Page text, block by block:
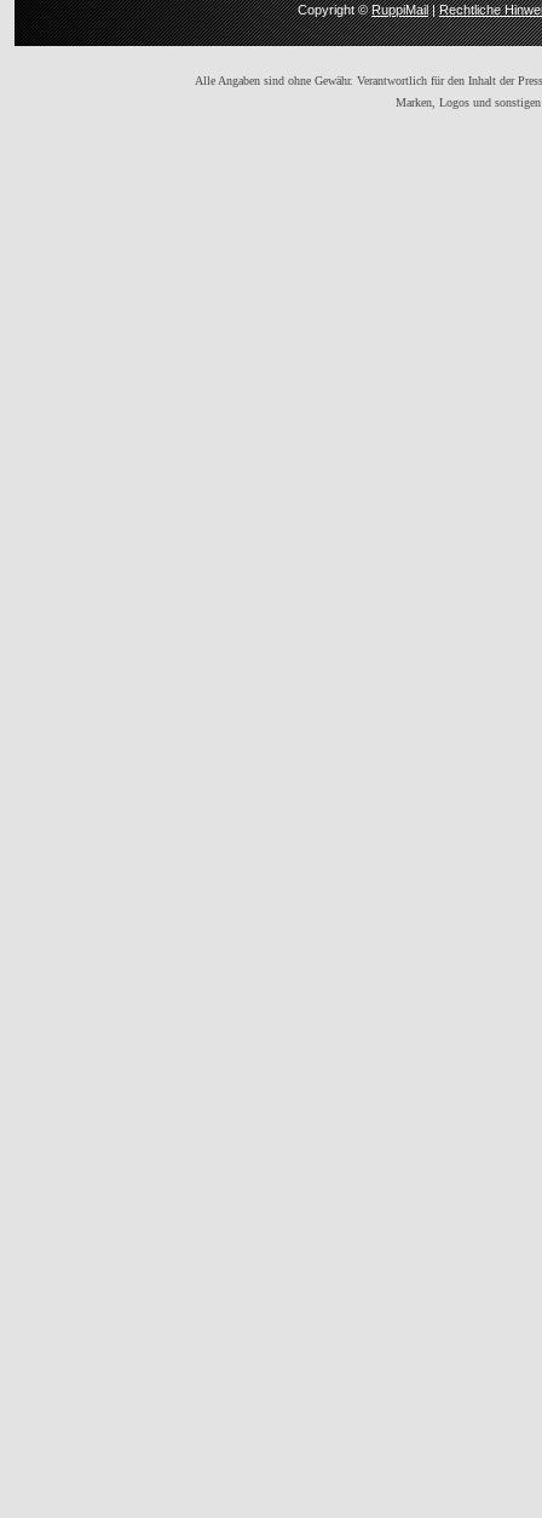
Copyright ©RuppiMail|Rechtliche
Alle Angaben sind ohne Gewähr. Verantwortlich für den Inhalt der
Marken, Logos und